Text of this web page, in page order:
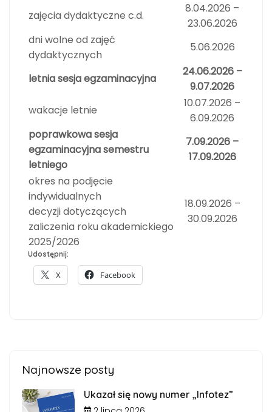
zajęcia dydaktyczne c.d.
8.04.2026 –
23.06.2026
dni wolne od zajęć
dydaktycznych
5.06.2026
letnia sesja egzaminacyjna
24.06.2026 –
9.07.2026
wakacje letnie
10.07.2026 –
6.09.2026
poprawkowa sesja
egzaminacyjna semestru
letniego
7.09.2026 –
17.09.2026
okres na podjęcie
indywidualnych
decyzji dotyczących
zaliczenia roku akademickiego
2025/2026
18.09.2026 –
30.09.2026
Udostępnij:
X Facebook
Najnowsze posty
Ukazał się nowy numer „Infotez”